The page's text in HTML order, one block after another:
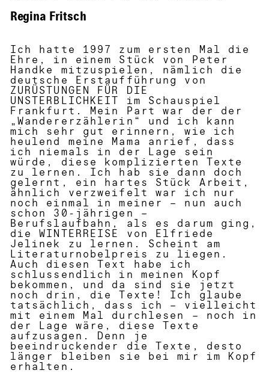
Regina Fritsch
Ich hatte 1997 zum ersten Mal die
Ehre, in einem Stück von Peter
Handke mitzuspielen, nämlich die
deutsche Erstaufführung von
ZURÜSTUNGEN FÜR DIE
UNSTERBLICHKEIT im Schauspiel
Frankfurt. Mein Part war der der
„Wandererzählerin“ und ich kann
mich sehr gut erinnern, wie ich
heulend meine Mama anrief, dass
ich niemals in der Lage sein
würde, diese komplizierten Texte
zu lernen. Ich hab sie dann doch
gelernt, ein hartes Stück Arbeit,
ähnlich verzweifelt war ich nur
noch einmal in meiner – nun auch
schon 30-jährigen –
Berufslaufbahn, als es darum ging,
die WINTERREISE von Elfriede
Jelinek zu lernen. Scheint am
Literaturnobelpreis zu liegen.
Auch diesen Text habe ich
schlussendlich in meinen Kopf
bekommen, und da sind sie jetzt
noch drin, die Texte! Ich glaube
tatsächlich, dass ich – vielleicht
mit einem Mal durchlesen – noch in
der Lage wäre, diese Texte
aufzusagen. Denn je
beeindruckender die Texte, desto
länger bleiben sie bei mir im Kopf
erhalten.